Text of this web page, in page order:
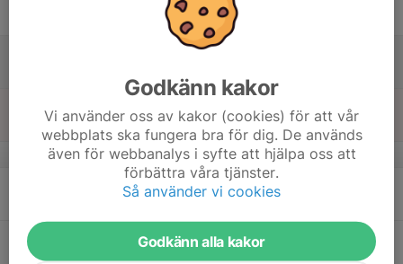
v.43
20
Tis
Intervallträning
Godkänn kakor
Vi använder oss av kakor (cookies) för att vår
webbplats ska fungera bra för dig. De används
även för webbanalys i syfte att hjälpa oss att
förbättra våra tjänster.
Så använder vi cookies
Godkänn alla kakor